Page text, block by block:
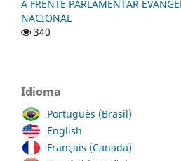
A FRENTE PARLAMENTAR
NACIONAL
340
Idioma
Português (Brasil)
English
Français (Canada)